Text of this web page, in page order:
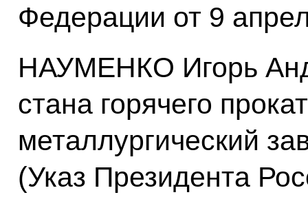
Федерации от 9
НАУМЕНКО Игорь
стана горячего
металлургический
(Указ Президента